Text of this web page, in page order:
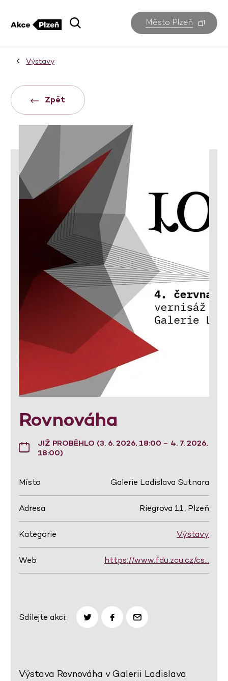
Město Plzeň
Výstavy
Zpět
Rovnováha
JIŽ PROBĚHLO (3. 6. 2026, 18:00 – 4. 7. 2026,
18:00)
Místo Galerie Ladislava Sutnara
Adresa Riegrova 11, Plzeň
Kategorie Výstavy
Web https://www.fdu.zcu.cz/cs…
Sdílejte akci:
Výstava Rovnováha v Galerii Ladislava